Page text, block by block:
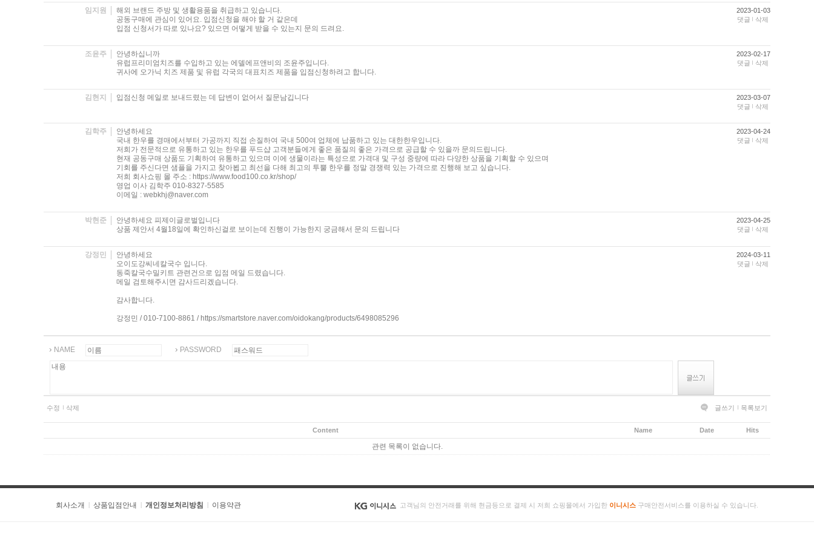
임지원
해외 브랜드 주방 및 생활용품을 취급하고 있습니다.
공동구매에 관심이 있어요. 입점신청을 해야 할 거 같은데
입점 신청서가 따로 있나요? 있으면 어떻게 받을 수 있는지 문의 드려요.
2023-01-03
댓글
삭제
조윤주
안녕하십니까
유럽프리미엄치즈를 수입하고 있는 에델에프앤비의 조윤주입니다.
귀사에 오가닉 치즈 제품 및 유럽 각국의 대표치즈 제품을 입점신청하려고 합니다.
2023-02-17
댓글
삭제
김현지 입점신청 메일로 보내드렸는 데 답변이 없어서 질문남깁니다
2023-03-07
댓글
삭제
김학주
안녕하세요
국내 한우를 경매에서부터 가공까지 직접 손질하여 국내 500여 업체에 납품하고 있는 대한한우입니다.
저희가 전문적으로 유통하고 있는 한우를 푸드샵 고객분들에게 좋은 품질의 좋은 가격으로 공급할 수 있을까 문의드립니다.
현재 공동구매 상품도 기획하여 유통하고 있으며 이에 생물이라는 특성으로 가격대 및 구성 중량에 따라 다양한 상품을 기획할 수 있으며
기회를 주신다면 샘플을 가지고 찾아뵙고 최선을 다해 최고의 투뿔 한우를 정말 경쟁력 있는 가격으로 진행해 보고 싶습니다.
저희 회사쇼핑 몰 주소 : https://www.food100.co.kr/shop/
영업 이사 김학주 010-8327-5585
이메일 : webkhj@naver.com
2023-04-24
댓글
삭제
박현준
안녕하세요 피제이글로벌입니다
상품 제안서 4월18일에 확인하신걸로 보이는데 진행이 가능한지 궁금해서 문의 드립니다
2023-04-25
댓글
삭제
강정민
안녕하세요
오이도강씨네칼국수 입니다.
동죽칼국수밀키트 관련건으로 입점 메일 드렸습니다.
메일 검토해주시면 감사드리겠습니다.
감사합니다.
강정민 / 010-7100-8861 / https://smartstore.naver.com/oidokang/products/6498085296
2024-03-11
댓글
삭제
NAME PASSWORD
수정 삭제 글쓰기 목록보기
Content Name Date Hits
관련 목록이 없습니다.
회사소개 | 상품입점안내 | 개인정보처리방침 | 이용약관 고객님의 안전거래를 위해 현금등으로 결제 시 저희 쇼핑몰에서 가입한 이니시스 구매안전서비스를 이용하실 수 있습니다.